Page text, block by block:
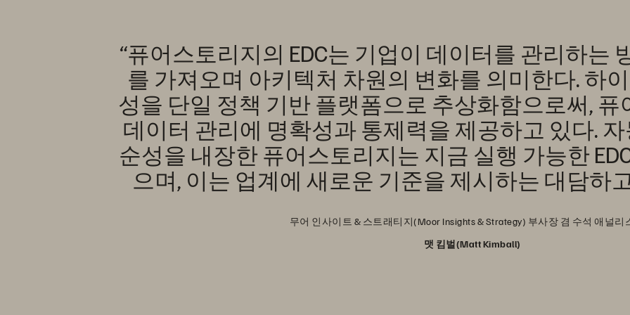
“퓨어스토리지의 EDC는 기업이 데이터를 관리하는
를 가져오며 아키텍처 차원의 변화를 의미한다. 하
성을 단일 정책 기반 플랫폼으로 추상화함으로써,
데이터 관리에 명확성과 통제력을 제공하고 있다.
순성을 내장한 퓨어스토리지는 지금 실행 가능한
으며, 이는 업계에 새로운 기준을 제시하는 대담하
무어 인사이트 & 스트래티지(Moor Insights & Strategy) 부사장 겸 수석 애널리
맷 킴벌(Matt Kimball)